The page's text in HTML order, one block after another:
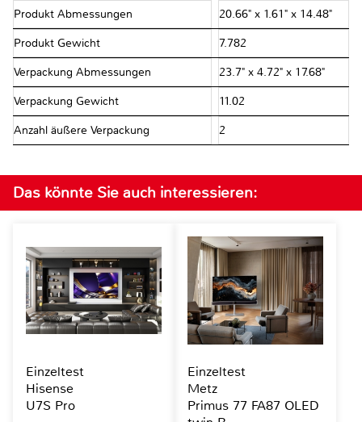
Produkt Abmessungen 20.66" x 1.61" x 14.48"
Produkt Gewicht 7.782
Verpackung Abmessungen 23.7" x 4.72" x 17.68"
Verpackung Gewicht 11.02
Anzahl äußere Verpackung 2
Das könnte Sie auch interessieren:
Einzeltest
Hisense
U7S Pro
Einzeltest
Metz
Primus 77 FA87 OLED